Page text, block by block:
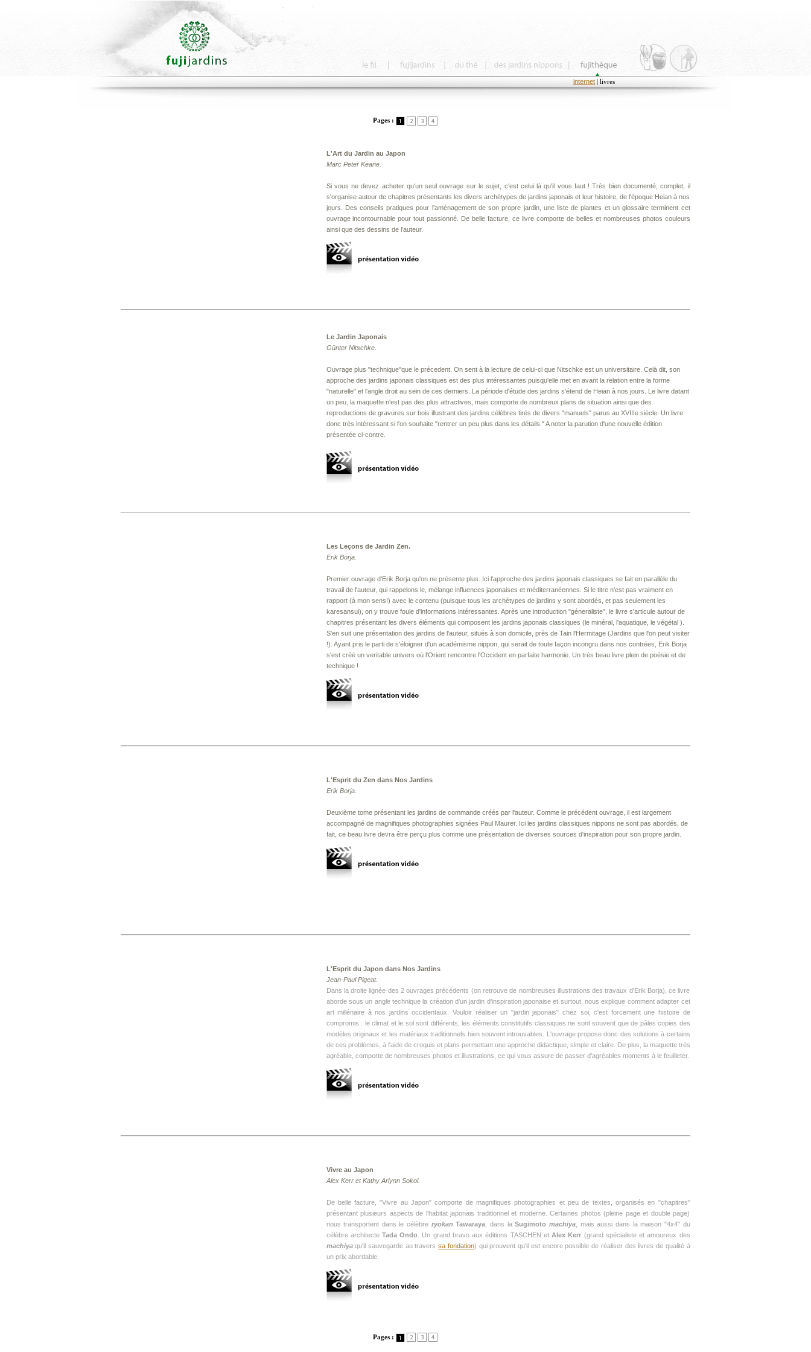
internet | livres
Pages :
L'Art du Jardin au Japon
Marc Peter Keane.
Si vous ne devez acheter qu'un seul ouvrage sur le sujet, c'est celui là qu'il vous faut ! Très bien documenté, complet, il
s'organise autour de chapitres présentants les divers archétypes de jardins japonais et leur histoire, de l'époque Heian à nos
jours. Des conseils pratiques pour l'aménagement de son propre jardin, une liste de plantes et un glossaire terminent cet
ouvrage incontournable pour tout passionné. De belle facture, ce livre comporte de belles et nombreuses photos couleurs
ainsi que des dessins de l'auteur.
Le Jardin Japonais
Günter Nitschke.
Ouvrage plus "technique"que le précedent. On sent à la lecture de celui-ci que Nitschke est un universitaire. Celà dit, son
approche des jardins japonais classiques est des plus intéressantes puisqu'elle met en avant la relation entre la forme
"naturelle" et l'angle droit au sein de ces derniers. La période d'étude des jardins s'étend de Heian à nos jours. Le livre datant
un peu, la maquette n'est pas des plus attractives, mais comporte de nombreux plans de situation ainsi que des
reproductions de gravures sur bois illustrant des jardins célèbres tirés de divers "manuels" parus au XVIIIe siècle. Un livre
donc très intéressant si l'on souhaite "rentrer un peu plus dans les détails." A noter la parution d'une nouvelle édition
présentée ci-contre.
Les Leçons de Jardin Zen.
Erik Borja.
Premier ouvrage d'Erik Borja qu'on ne présente plus. Ici l'approche des jardins japonais classiques se fait en parallèle du
travail de l'auteur, qui rappelons le, mélange influences japonaises et méditerranéennes. Si le titre n'est pas vraiment en
rapport (à mon sens!) avec le contenu (puisque tous les archétypes de jardins y sont abordés, et pas seulement les
karesansui), on y trouve foule d'informations intéressantes. Après une introduction "géneraliste", le livre s'articule autour de
chapitres présentant les divers éléments qui composent les jardins japonais classiques (le minéral, l'aquatique, le végétal ).
S'en suit une présentation des jardins de l'auteur, situés à son domicile, près de Tain l'Hermitage (Jardins que l'on peut visiter
!). Ayant pris le parti de s'éloigner d'un académisme nippon, qui serait de toute façon incongru dans nos contrées, Erik Borja
s'est créé un veritable univers où l'Orient rencontre l'Occident en parfaite harmonie. Un très beau livre plein de poésie et de
technique !
L'Esprit du Zen dans Nos Jardins
Erik Borja.
Deuxième tome présentant les jardins de commande créés par l'auteur. Comme le précédent ouvrage, il est largement
accompagné de magnifiques photographies signées Paul Maurer. Ici les jardins classiques nippons ne sont pas abordés, de
fait, ce beau livre devra être perçu plus comme une présentation de diverses sources d'inspiration pour son propre jardin.
L'Esprit du Japon dans Nos Jardins
Jean-Paul Pigeat.
Dans la droite lignée des 2 ouvrages précédents (on retrouve de nombreuses illustrations des travaux d'Erik Borja), ce livre
aborde sous un angle technique la création d'un jardin d'inspiration japonaise et surtout, nous explique comment adapter cet
art millénaire à nos jardins occidentaux. Vouloir réaliser un "jardin japonais" chez soi, c'est forcement une histoire de
compromis : le climat et le sol sont différents, les éléments constitutifs classiques ne sont souvent que de pâles copies des
modèles originaux et les matériaux traditionnels bien souvent introuvables. L'ouvrage propose donc des solutions à certains
de ces problèmes, à l'aide de croquis et plans permettant une approche didactique, simple et claire. De plus, la maquette très
agréable, comporte de nombreuses photos et illustrations, ce qui vous assure de passer d'agréables moments à le feuilleter.
Vivre au Japon
Alex Kerr et Kathy Arlynn Sokol.
De belle facture, "Vivre au Japon" comporte de magnifiques photographies et peu de textes, organisés en "chapitres"
présentant plusieurs aspects de l'habitat japonais traditionnel et moderne. Certaines photos (pleine page et double page)
nous transportent dans le célèbre ryokan Tawaraya , dans laSugimoto machiya , mais aussi dans la maison "4x4" du
célèbre architecte Tada Ondo . Un grand bravo aux éditions TASCHEN et Alex Kerr (grand spécialiste et amoureux des
machiyaqu'il sauvegarde au traverssa fondation) qui prouvent qu'il est encore possible de réaliser des livres de qualité à
un prix abordable.
Pages :